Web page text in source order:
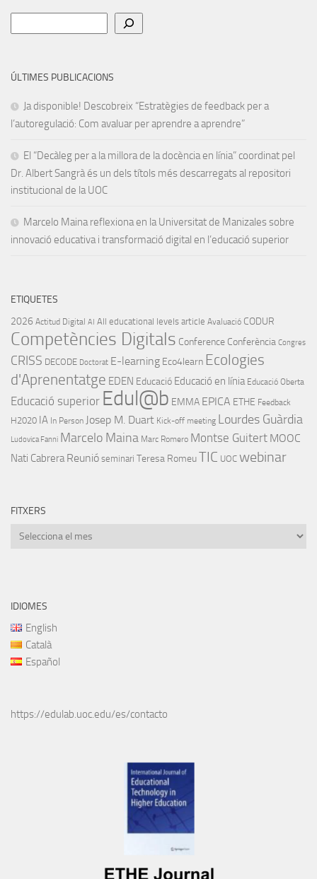
ÚLTIMES PUBLICACIONS
Ja disponible! Descobreix “Estratègies de feedback per a
l’autoregulació: Com avaluar per aprendre a aprendre”
El “Decàleg per a la millora de la docència en línia” coordinat pel
Dr. Albert Sangrà és un dels títols més descarregats al repositori
institucional de la UOC
Marcelo Maina reflexiona en la Universitat de Manizales sobre
innovació educativa i transformació digital en l’educació superior
ETIQUETES
2026 Actitud Digital AI All educational levels article Avaluació CODUR
Competències Digitals Conference Conferència Congres
CRISS DECODE Doctorat E-learning Eco4learn Ecologies
d'Aprenentatge EDEN Educació Educació en línia Educació Oberta
Educació superior Edul@b EMMA EPICA ETHE Feedback
H2020 IA In Person Josep M. Duart Kick-off meeting Lourdes Guàrdia
Ludovica Fanni Marcelo Maina Marc Romero Montse Guitert MOOC
Nati Cabrera Reunió seminari Teresa RomeuTIC UOC webinar
FITXERS
Fitxers
IDIOMES
English
Català
Español
https://edulab.uoc.edu/es/contacto